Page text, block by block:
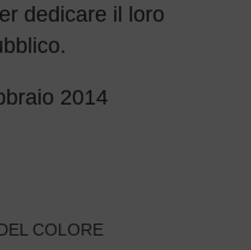
dedicare il loro
2014
COLORE